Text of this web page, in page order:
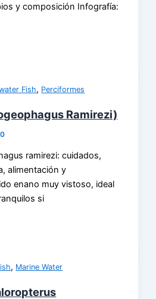
y composición Infografía:
Fish, Perciformes
Ramirezi)
ramirezi: cuidados,
alimentación y
enano muy vistoso, ideal
si
, Marine Water